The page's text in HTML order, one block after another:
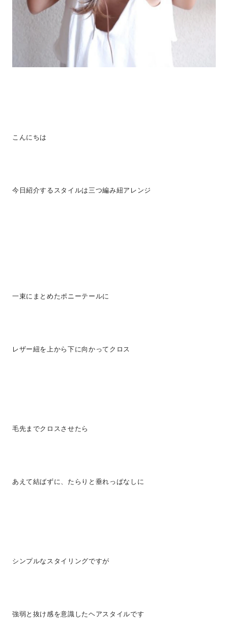
こんにちは
今日紹介するスタイルは三つ編み紐アレンジ
一束にまとめたポニーテールに
レザー紐を上から下に向かってクロス
毛先までクロスさせたら
あえて結ばずに、たらりと垂れっぱなしに
シンプルなスタイリングですが
強弱と抜け感を意識したヘアスタイルです